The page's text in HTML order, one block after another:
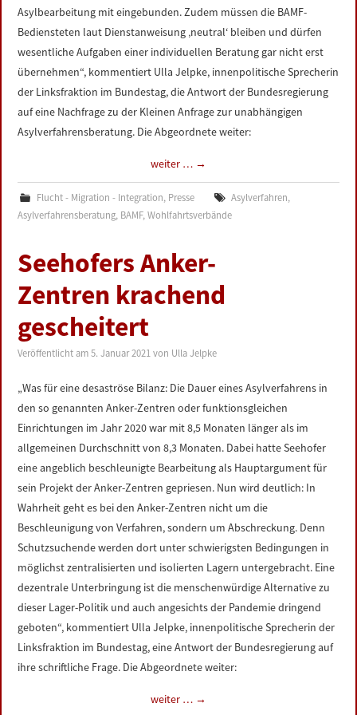
Asylbearbeitung mit eingebunden. Zudem müssen die BAMF-
Bediensteten laut Dienstanweisung ‚neutral‘ bleiben und dürfen
wesentliche Aufgaben einer individuellen Beratung gar nicht erst
übernehmen“, kommentiert Ulla Jelpke, innenpolitische Sprecherin
der Linksfraktion im Bundestag, die Antwort der Bundesregierung
auf eine Nachfrage zu der Kleinen Anfrage zur unabhängigen
Asylverfahrensberatung. Die Abgeordnete weiter:
weiter … →
Flucht - Migration - Integration, Presse Asylverfahren,
Asylverfahrensberatung, BAMF,Wohlfahrtsverbände
Seehofers Anker-
Zentren krachend
gescheitert
Veröffentlicht am5. Januar 2021 von Ulla Jelpke
„Was für eine desaströse Bilanz: Die Dauer eines Asylverfahrens in
den so genannten Anker-Zentren oder funktionsgleichen
Einrichtungen im Jahr 2020 war mit 8,5 Monaten länger als im
allgemeinen Durchschnitt von 8,3 Monaten. Dabei hatte Seehofer
eine angeblich beschleunigte Bearbeitung als Hauptargument für
sein Projekt der Anker-Zentren gepriesen. Nun wird deutlich: In
Wahrheit geht es bei den Anker-Zentren nicht um die
Beschleunigung von Verfahren, sondern um Abschreckung. Denn
Schutzsuchende werden dort unter schwierigsten Bedingungen in
möglichst zentralisierten und isolierten Lagern untergebracht. Eine
dezentrale Unterbringung ist die menschenwürdige Alternative zu
dieser Lager-Politik und auch angesichts der Pandemie dringend
geboten“, kommentiert Ulla Jelpke, innenpolitische Sprecherin der
Linksfraktion im Bundestag, eine Antwort der Bundesregierung auf
ihre schriftliche Frage. Die Abgeordnete weiter:
weiter … →